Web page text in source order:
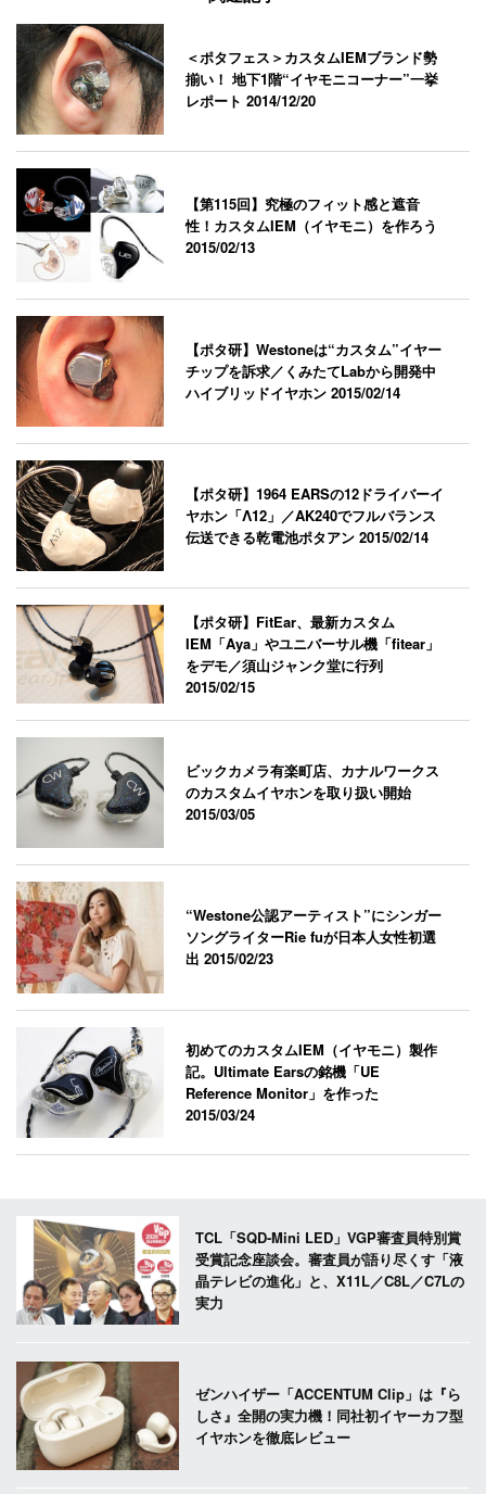
＜ポタフェス＞カスタムIEMブランド勢
揃い！ 地下1階“イヤモニコーナー”一挙
レポート2014/12/20
【第115回】究極のフィット感と遮音
性！カスタムIEM（イヤモニ）を作ろう
2015/02/13
【ポタ研】Westoneは“カスタム”イヤー
チップを訴求／くみたてLabから開発中
ハイブリッドイヤホン2015/02/14
【ポタ研】1964 EARSの12ドライバーイ
ヤホン「Λ12」／AK240でフルバランス
伝送できる乾電池ポタアン2015/02/14
【ポタ研】FitEar、最新カスタム
IEM「Aya」やユニバーサル機「fitear」
をデモ／須山ジャンク堂に行列
2015/02/15
ビックカメラ有楽町店、カナルワークス
のカスタムイヤホンを取り扱い開始
2015/03/05
“Westone公認アーティスト”にシンガー
ソングライターRie fuが日本人女性初選
出2015/02/23
初めてのカスタムIEM（イヤモニ）製作
記。Ultimate Earsの銘機「UE
Reference Monitor」を作った
2015/03/24
TCL「SQD-Mini LED」VGP審査員特別賞
受賞記念座談会。審査員が語り尽くす「液
晶テレビの進化」と、X11L／C8L／C7Lの
実力
ゼンハイザー「ACCENTUM Clip」は『ら
しさ』全開の実力機！同社初イヤーカフ型
イヤホンを徹底レビュー